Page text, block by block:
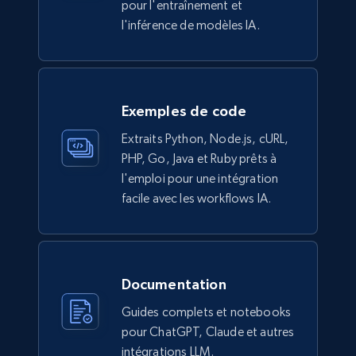
Description, In stock, Color, Size, Reviews
count, Main image, Category url, Category, and
943+ 151+ Buy Now
Seller id, URL, Catalog seller id, Seller name, Seller
about us, and more.
eCommerce
pour l'entraînement et
l'inférence de modèles IA.
Exemples de code
Extraits Python, Node.js, cURL,
PHP, Go, Java et Ruby prêts à
l'emploi pour une intégration
facile avec les workflows IA.
Documentation
Guides complets et notebooks
pour ChatGPT, Claude et autres
intégrations LLM.